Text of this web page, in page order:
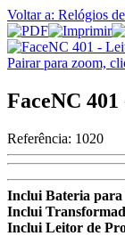
Voltar a: Relógios
Pairar para zoom,
FaceNC
Referência: 1020
Inclui Bateria para
Inclui
Inclui Leitor de